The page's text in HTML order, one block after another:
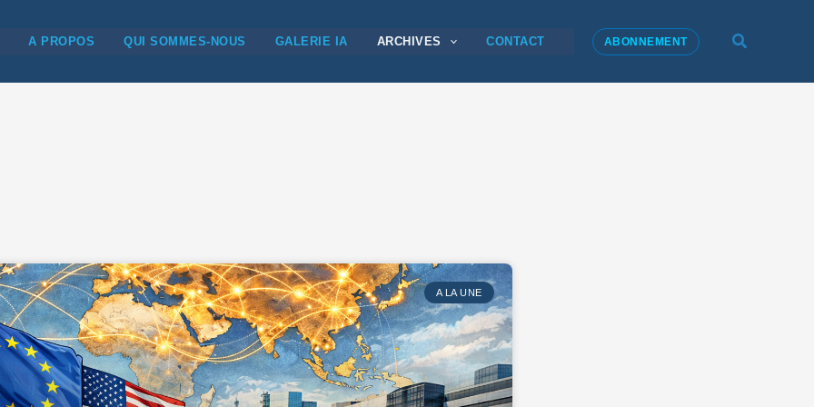
A PROPOS QUI SOMMES-NOUS GALERIE IA ARCHIVES CONTACT ABONNEMENT
A LA UNE